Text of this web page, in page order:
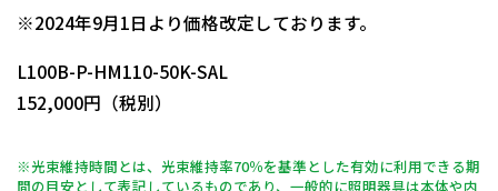
※2024年9月1日より価格改定しております。
L100B-P-HM110-50K-SAL
152,000円（税別）
※光束維持時間とは、光束維持率70％を基準とした有効に利用できる期
間の目安として表記しているものであり、一般的に照明器具は本体や内